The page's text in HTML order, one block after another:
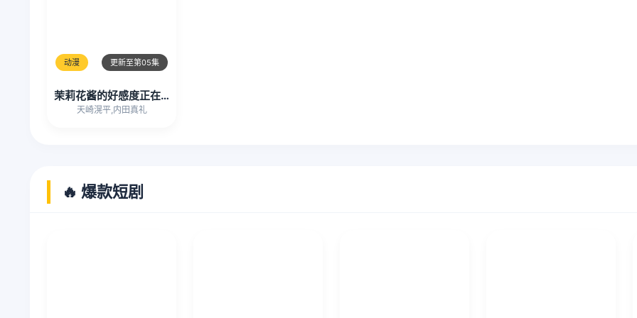
动漫 更新至第05集
茉莉花酱的好感度正在崩坏
天崎滉平,内田真礼
🔥 爆款短剧